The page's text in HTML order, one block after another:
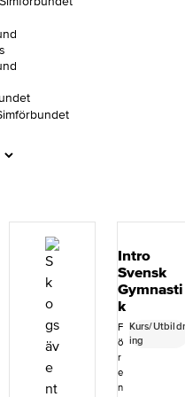
Intro
Svensk
Gymnasti
k
F
ö
r
e
n
Kurs/
ing